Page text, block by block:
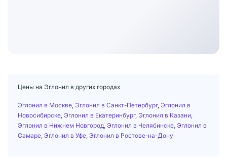
Цены на Эглонил в других городах
Эглонил в Москве Эглонил в Санкт-Петербург, Эглонил в
Новосибирске Эглонил в Екатеринбург, Эглонил в Казани
Эглонил в Нижнем Новгород Эглонил в Челябинске Эглонил в
Самаре Эглонил в Уфе Эглонил в Ростове-на-Дону